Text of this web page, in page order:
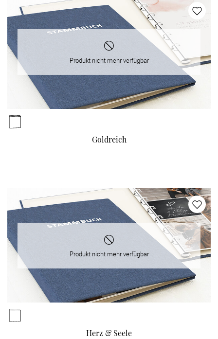
Produkt nicht mehr verfügbar
Goldreich
Produkt nicht mehr verfügbar
Herz & Seele